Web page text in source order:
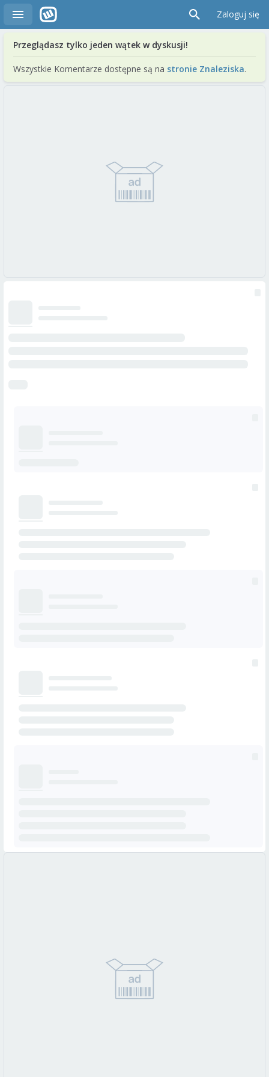
Zaloguj się
Przeglądasz tylko jeden wątek w dyskusji!
Wszystkie Komentarze dostępne są na stronie Znaleziska.